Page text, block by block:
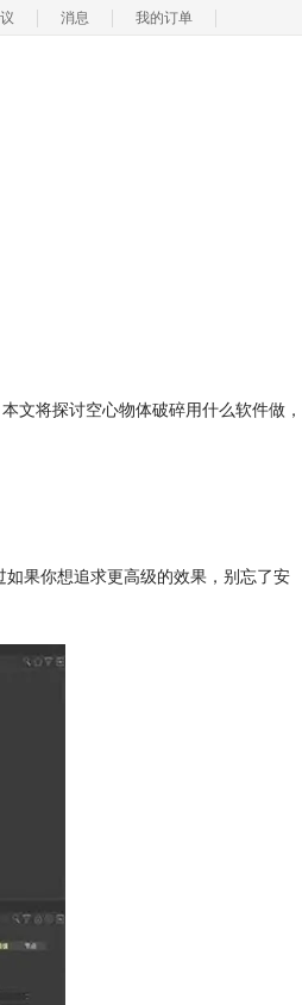
消息 我的订单
文将探讨空心物体破碎用什么软件做，
果你想追求更高级的效果，别忘了安